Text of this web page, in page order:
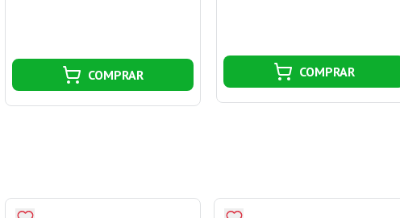
COMPRAR COMPRAR